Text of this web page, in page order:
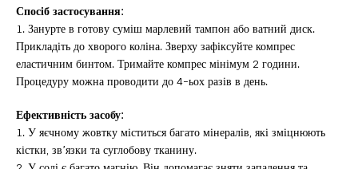
Спосіб застосування:
1. Занурте в готову суміш марлевий тампон або ватний диск.
Прикладіть до хворого коліна. Зверху зафіксуйте компрес
еластичним бинтом. Тримайте компрес мінімум 2 години.
Процедуру можна проводити до 4-ьох разів в день.
Ефективність засобу:
1. У яєчному жовтку міститься багато мінералів, які зміцнюють
кістки, зв’язки та суглобову тканину.